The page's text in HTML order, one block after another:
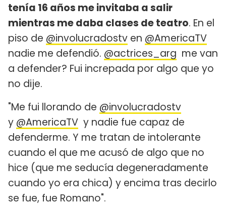
tenía 16 años me invitaba a salir
mientras me daba clases de teatro. En el
piso de @involucradostv en @AmericaTV
nadie me defendió. @actrices_arg me van
a defender? Fui increpada por algo que yo
no dije.
"Me fui llorando de @involucradostv
y @AmericaTV y nadie fue capaz de
defenderme. Y me tratan de intolerante
cuando el que me acusó de algo que no
hice (que me seducía degeneradamente
cuando yo era chica) y encima tras decirlo
se fue, fue Romano".